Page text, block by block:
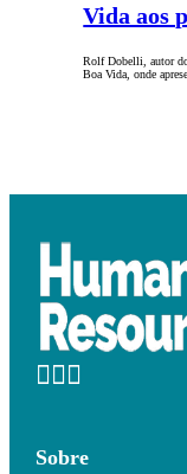
Vida aos
Rolf Dobelli, autor
Boa Vida, onde
Sobre